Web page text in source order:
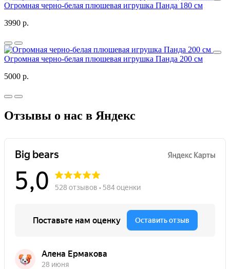
Огромная черно-белая плюшевая игрушка Панда 180 см
3990 р.
Огромная черно-белая плюшевая игрушка Панда 200 см
5000 р.
Отзывы о нас в Яндекс